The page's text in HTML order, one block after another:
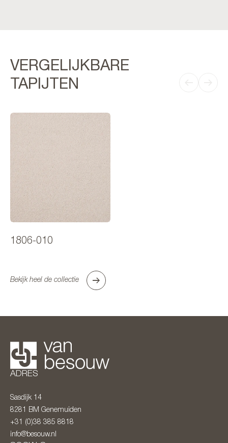
VERGELIJKBARE
TAPIJTEN
1806-010
Bekijk heel de collectie
ADRES
Sasdijk 14
8281 BM Genemuiden
+31 (0)38 385 8818
info@besouw.nl